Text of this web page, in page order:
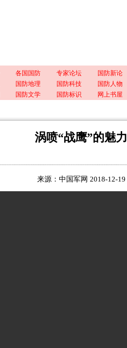
各国国防 专家论坛 国防新论
国防地理 国防科技 国防人物
国防文学 国防标识 网上书屋
涡喷“战鹰”的魅力
来源：中国军网 2018-12-19